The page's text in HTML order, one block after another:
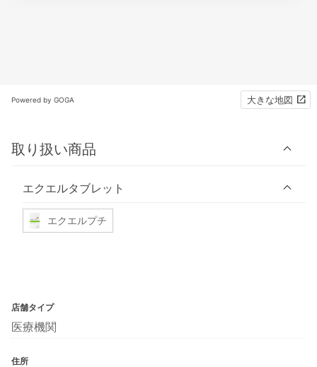
Powered by GOGA 大きな地図
取り扱い商品
エクエルタブレット
エクエルプチ
店舗タイプ
医療機関
住所